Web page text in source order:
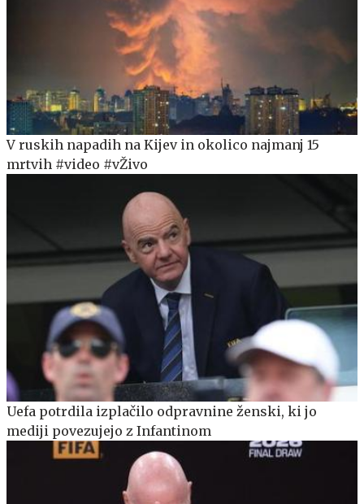
V ruskih napadih na Kijev in okolico najmanj 15
mrtvih #video #vŽivo
Uefa potrdila izplačilo odpravnine ženski, ki jo
mediji povezujejo z Infantinom